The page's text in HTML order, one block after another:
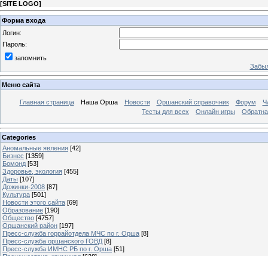
[SITE LOGO]
Форма входа
Логин:
Пароль:
запомнить
Меню сайта
Главная страница Наша Орша Новости Оршанский справочник Форум
Тесты для всех
Онлайн игры
Categories
Аномальные явления [42]
Бизнес [1359]
Бомонд [53]
Здоровье, экология [455]
Даты [107]
Дожинки-2008 [87]
Культура [501]
Новости этого сайта [69]
Образование [190]
Общество [4757]
Оршанский район [197]
Пресс-служба горрайотдела МЧС по г. Орша [8]
Пресс-служба оршанского ГОВД [8]
Пресс-служба ИМНС РБ по г. Орша [51]